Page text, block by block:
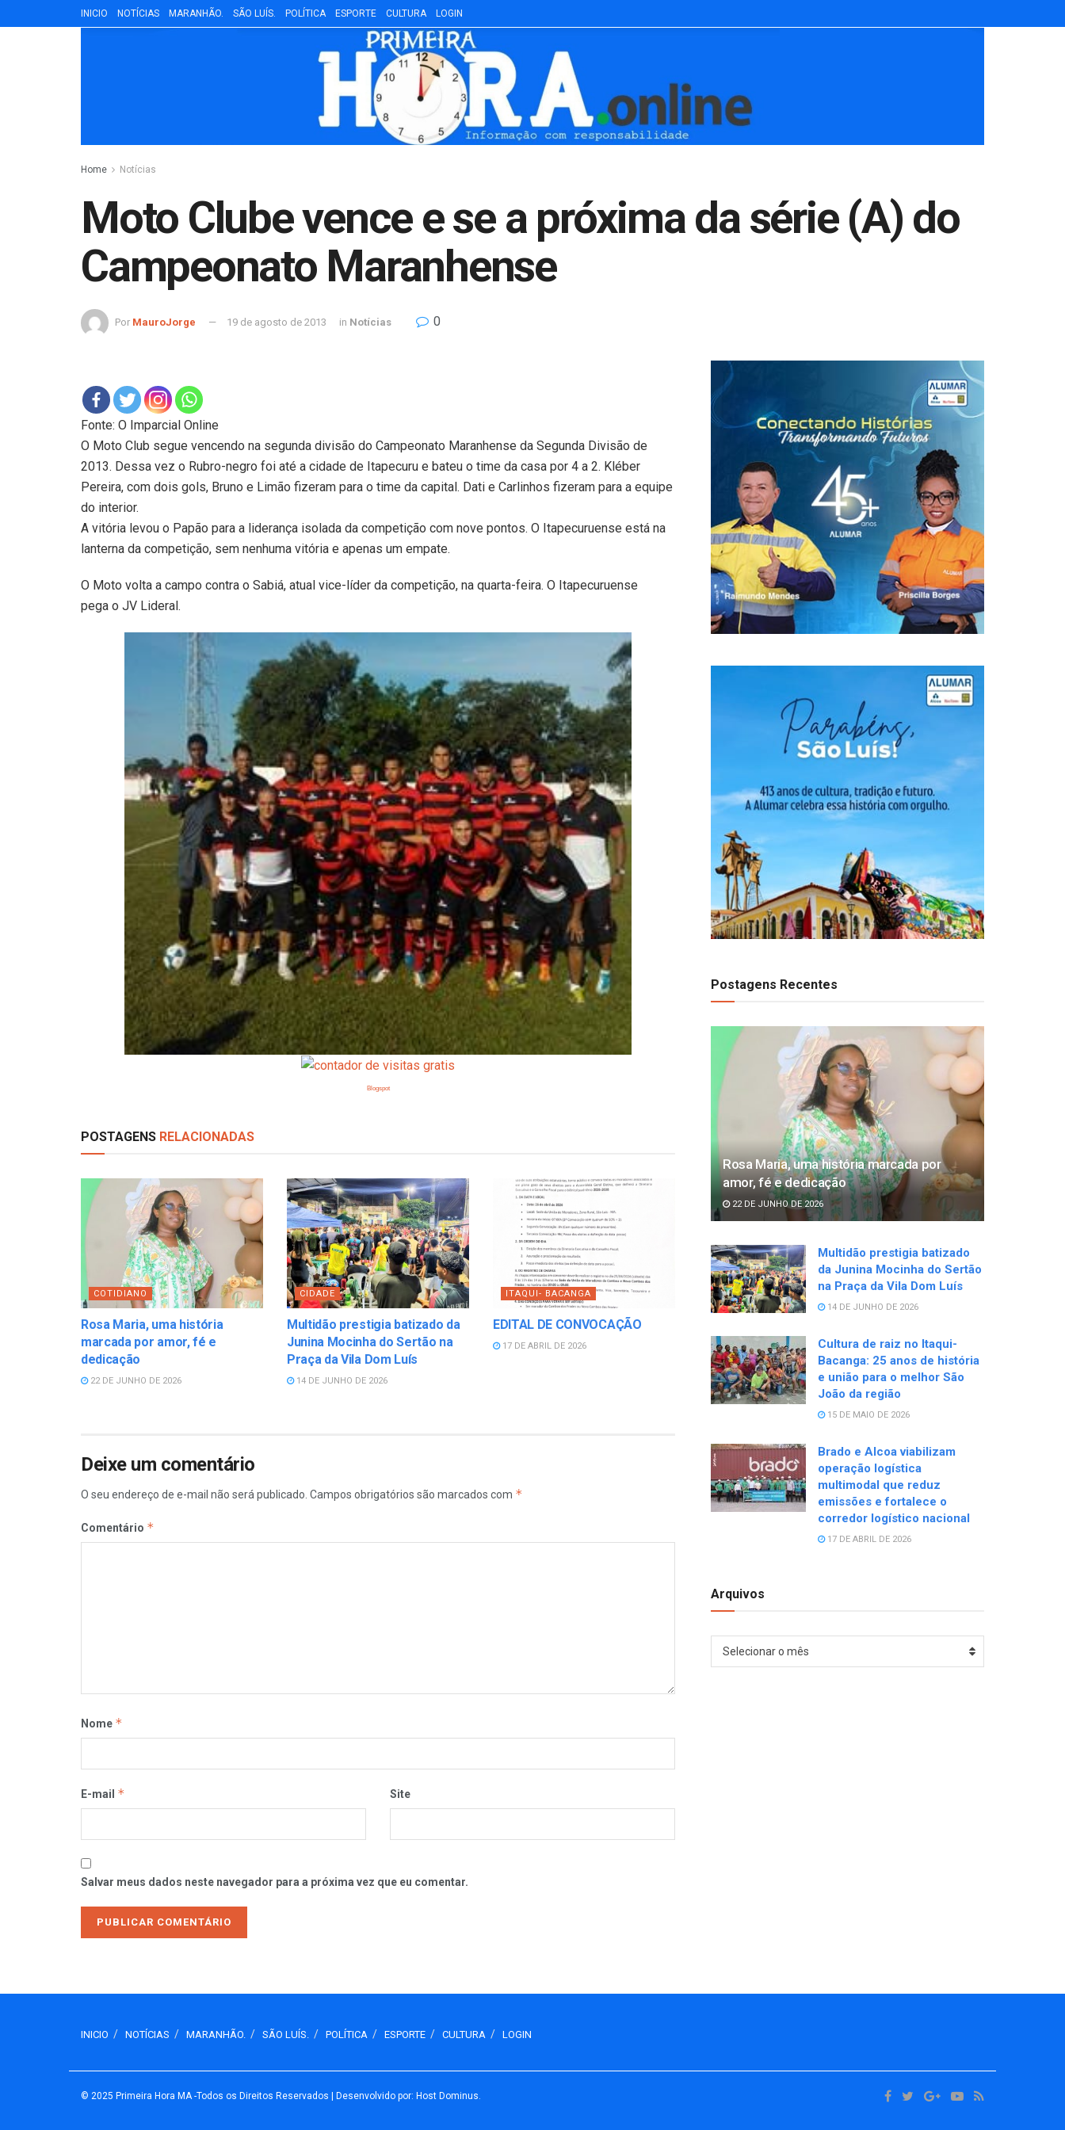
INICIO NOTÍCIAS MARANHÃO. SÃO LUÍS. POLÍTICA ESPORTE CULTURA LOGIN
Home Notícias
Moto Clube vence e se a próxima da série (A) do
Campeonato Maranhense
Por MauroJorge 19 de agosto de 2013 in Notícias 0
Fonte: O Imparcial Online
O Moto Club segue vencendo na segunda divisão do Campeonato Maranhense da Segunda Divisão de
2013. Dessa vez o Rubro-negro foi até a cidade de Itapecuru e bateu o time da casa por 4 a 2. Kléber
Pereira, com dois gols, Bruno e Limão fizeram para o time da capital. Dati e Carlinhos fizeram para a equipe
do interior.
A vitória levou o Papão para a liderança isolada da competição com nove pontos. O Itapecuruense está na
lanterna da competição, sem nenhuma vitória e apenas um empate.
O Moto volta a campo contra o Sabiá, atual vice-líder da competição, na quarta-feira. O Itapecuruense
pega o JV Lideral.
Blogspot
POSTAGENS RELACIONADAS
COTIDIANO
Rosa Maria, uma história
marcada por amor, fé e
dedicação
22 DE JUNHO DE 2026
CIDADE
Multidão prestigia batizado da
Junina Mocinha do Sertão na
Praça da Vila Dom Luís
14 DE JUNHO DE 2026
ITAQUI- BACANGA
EDITAL DE CONVOCAÇÃO
17 DE ABRIL DE 2026
Deixe um comentário
O seu endereço de e-mail não será publicado. Campos obrigatórios são marcados com *
Comentário *
Nome *
E-mail * Site
Salvar meus dados neste navegador para a próxima vez que eu comentar.
Postagens Recentes
Rosa Maria, uma história marcada por
amor, fé e dedicação
22 DE JUNHO DE 2026
Multidão prestigia batizado
da Junina Mocinha do Sertão
na Praça da Vila Dom Luís
14 DE JUNHO DE 2026
Cultura de raiz no Itaqui-
Bacanga: 25 anos de história
e união para o melhor São
João da região
15 DE MAIO DE 2026
Brado e Alcoa viabilizam
operação logística
multimodal que reduz
emissões e fortalece o
corredor logístico nacional
17 DE ABRIL DE 2026
Arquivos
Arquivos
Selecionar o mês
INICIO NOTÍCIAS MARANHÃO. SÃO LUÍS. POLÍTICA ESPORTE CULTURA LOGIN
© 2025 Primeira Hora MA-Todos os Direitos Reservados | Desenvolvido por: Host Dominus.